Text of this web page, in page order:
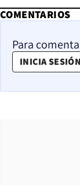
COMENTARIOS
Para
INICIA SESIÓN